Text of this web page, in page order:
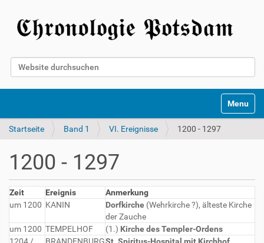
Website durchsuchen
Toggle
Startseite Band 1 VI. Ereignisse 1200 - 1297
1200 - 1297
Zeit Ereignis
Anmerkung
um 1200 KANIN Dorfkirche (Wehrkirche ?), älteste Kirche
der Zauche
um 1200 TEMPELHOF (1.) Kirche des Templer-Ordens